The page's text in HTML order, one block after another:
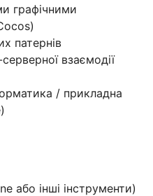
графічними
патернів
взаємодії
/ прикладна
або інші інструменти)